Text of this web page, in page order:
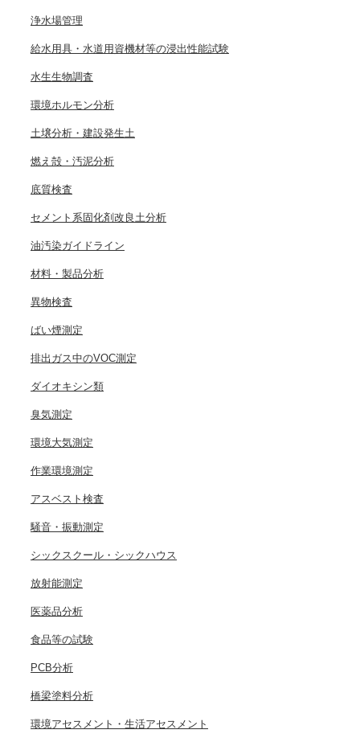
浄水場管理
給水用具・水道用資機材等の浸出性能試験
水生生物調査
環境ホルモン分析
土壌分析・建設発生土
燃え殻・汚泥分析
底質検査
セメント系固化剤改良土分析
油汚染ガイドライン
材料・製品分析
異物検査
ばい煙測定
排出ガス中のVOC測定
ダイオキシン類
臭気測定
環境大気測定
作業環境測定
アスベスト検査
騒音・振動測定
シックスクール・シックハウス
放射能測定
医薬品分析
食品等の試験
PCB分析
橋梁塗料分析
環境アセスメント・生活アセスメント